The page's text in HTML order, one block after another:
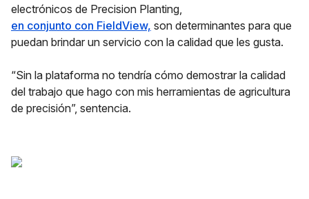
electrónicos de Precision Planting,
en conjunto con FieldView, son determinantes para que
puedan brindar un servicio con la calidad que les gusta.
“Sin la plataforma no tendría cómo demostrar la calidad
del trabajo que hago con mis herramientas de agricultura
de precisión”, sentencia.